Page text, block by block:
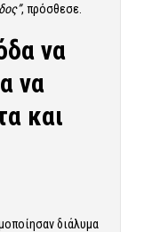
, πρόσθεσε.
να
να
και
διάλυμα